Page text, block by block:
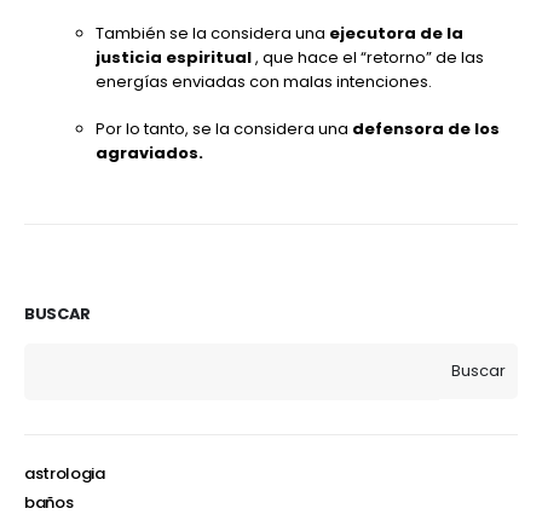
También se la considera una ejecutora de la
justicia espiritual, que hace el “retorno” de las
energías enviadas con malas intenciones.
Por lo tanto, se la considera una defensora de los
agraviados.
BUSCAR
Buscar
astrologia
baños